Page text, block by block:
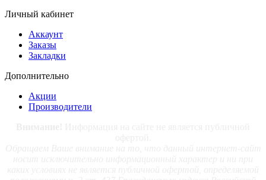
Личный кабинет
Аккаунт
Заказы
Закладки
Дополнительно
Акции
Производители